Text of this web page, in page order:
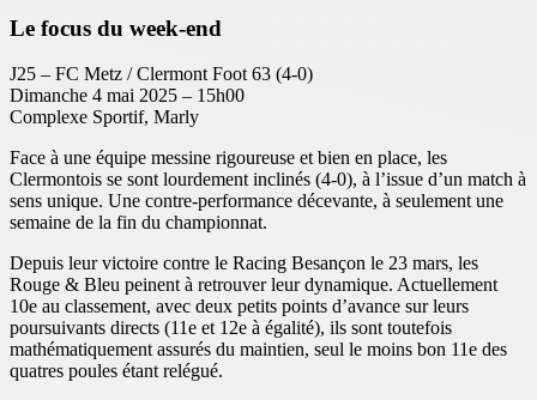
Le focus du week-end
J25 – FC Metz / Clermont Foot 63 (4-0)
Dimanche 4 mai 2025 – 15h00
Complexe Sportif, Marly
Face à une équipe messine rigoureuse et bien en place, les
Clermontois se sont lourdement inclinés (4-0), à l’issue d’un match à
sens unique. Une contre-performance décevante, à seulement une
semaine de la fin du championnat.
Depuis leur victoire contre le Racing Besançon le 23 mars, les
Rouge & Bleu peinent à retrouver leur dynamique. Actuellement
10e au classement, avec deux petits points d’avance sur leurs
poursuivants directs (11e et 12e à égalité), ils sont toutefois
mathématiquement assurés du maintien, seul le moins bon 11e des
quatres poules étant relégué.